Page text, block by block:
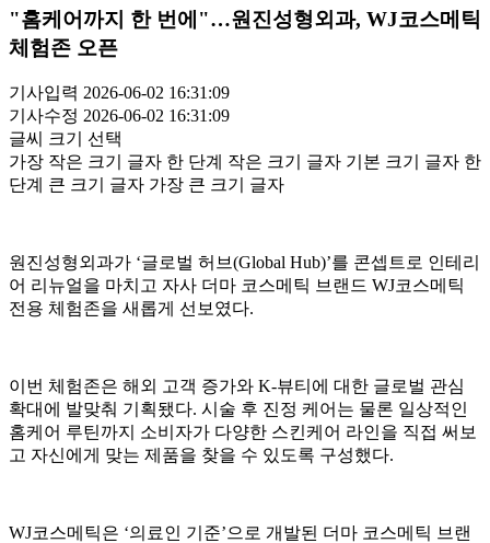
"홈케어까지 한 번에"…원진성형외과, WJ코스메틱
체험존 오픈
기사입력 2026-06-02 16:31:09
기사수정 2026-06-02 16:31:09
글씨 크기 선택
가장 작은 크기 글자 한 단계 작은 크기 글자 기본 크기 글자 한
단계 큰 크기 글자 가장 큰 크기 글자
원진성형외과가 ‘글로벌 허브(Global Hub)’를 콘셉트로 인테리
어 리뉴얼을 마치고 자사 더마 코스메틱 브랜드 WJ코스메틱
전용 체험존을 새롭게 선보였다.
이번 체험존은 해외 고객 증가와 K-뷰티에 대한 글로벌 관심
확대에 발맞춰 기획됐다. 시술 후 진정 케어는 물론 일상적인
홈케어 루틴까지 소비자가 다양한 스킨케어 라인을 직접 써보
고 자신에게 맞는 제품을 찾을 수 있도록 구성했다.
WJ코스메틱은 ‘의료인 기준’으로 개발된 더마 코스메틱 브랜